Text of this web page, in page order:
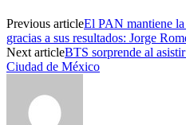
Previous articleEl PAN mantiene
gracias a sus resultados: Jorge
Next articleBTS sorprende al
Ciudad de México